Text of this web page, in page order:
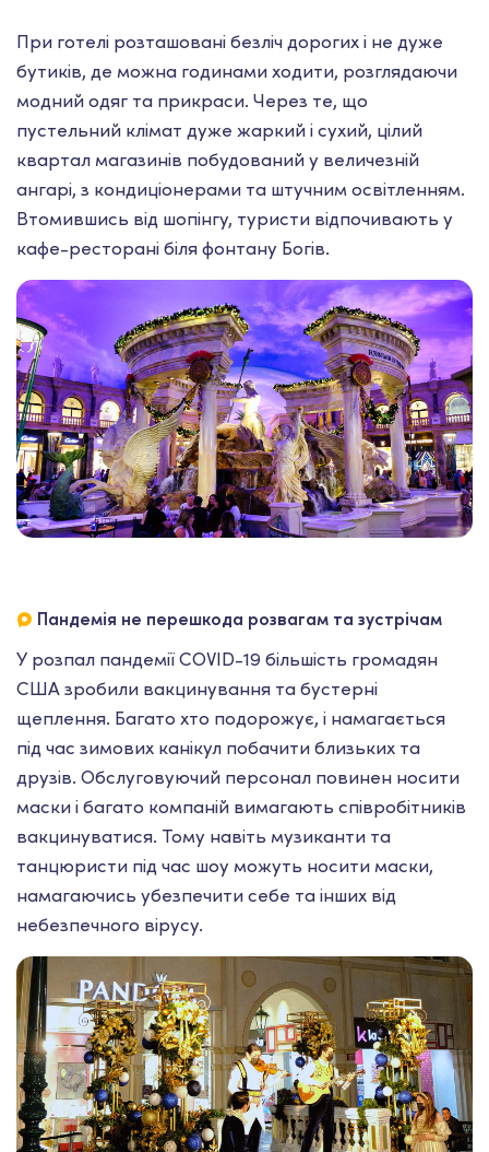
При готелі розташовані безліч дорогих і не дуже
бутиків, де можна годинами ходити, розглядаючи
модний одяг та прикраси. Через те, що
пустельний клімат дуже жаркий і сухий, цілий
квартал магазинів побудований у величезній
ангарі, з кондиціонерами та штучним освітленням.
Втомившись від шопінгу, туристи відпочивають у
кафе-ресторані біля фонтану Богів.
Пандемія не перешкода розвагам та зустрічам
У розпал пандемії COVID-19 більшість громадян
США зробили вакцинування та бустерні
щеплення. Багато хто подорожує, і намагається
під час зимових канікул побачити близьких та
друзів. Обслуговуючий персонал повинен носити
маски і багато компаній вимагають співробітників
вакцинуватися. Тому навіть музиканти та
танцюристи під час шоу можуть носити маски,
намагаючись убезпечити себе та інших від
небезпечного вірусу.